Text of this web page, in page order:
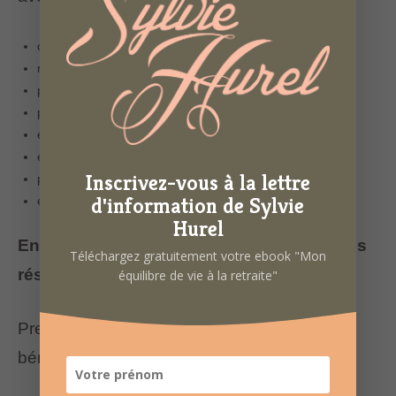
changement positif
recherche de solutions
petits pas
projection vers le possible
évolution positive
engagement
projets
envies
En quoi est-ce utile de prendre des bonnes
résolutions ?
Prendre des bonnes résolutions peut être
bénéfique car cela peut :
Inscrivez-vous à la lettre
d'information de Sylvie
Hurel
Téléchargez gratuitement votre ebook "Mon
équilibre de vie à la retraite"